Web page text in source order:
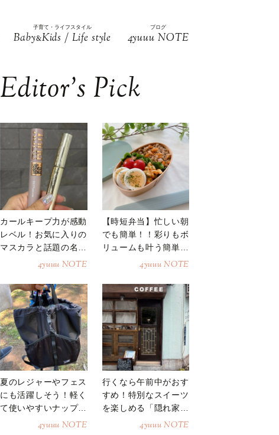
子育て・ライフスタイル
Baby&Kids / Life style
ブログ
4yuuu NOTE
Editor’s Pick
カールキープ力が感動
レベル！お気に入りの
マスカラと話題の名品
4yuuu NOTE
【時短弁当】忙しい朝
でも簡単！！彩りもボ
リュームも叶う簡単そ
4yuuu NOTE
夏のレジャーやフェス
にも活躍しそう！軽く
て使いやすいナップサ
4yuuu NOTE
行くなら午前中がおす
すめ！特別なスイーツ
を楽しめる「隠れ家カ
4yuuu NOTE